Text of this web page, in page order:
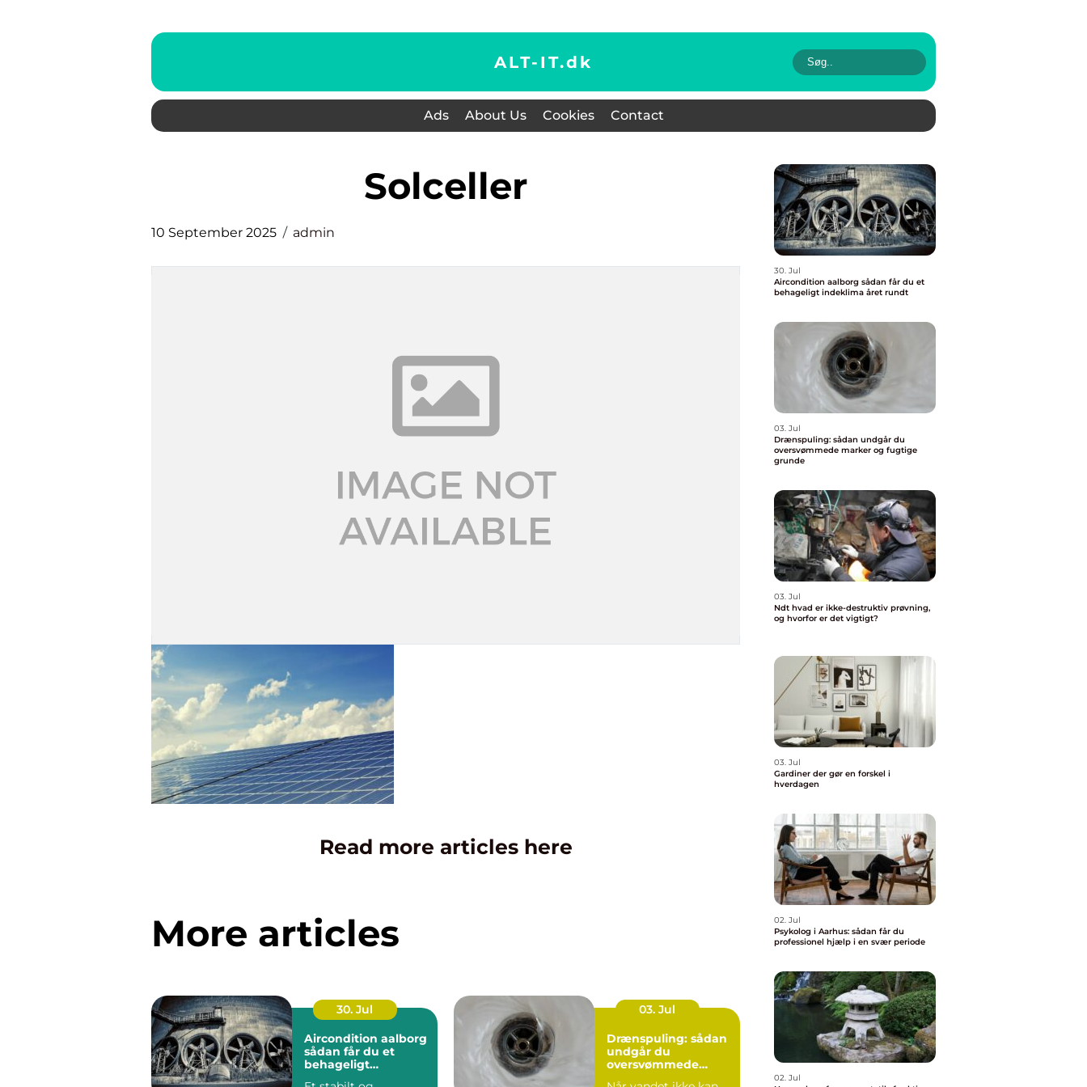
ALT-IT.dk
Ads About Us Cookies Contact
solceller
10 September 2025 admin
Read more articles here
More articles
30. Jul
Aircondition aalborg
sådan får du et
behageligt
03. Jul
Drænspuling: sådan
undgår du
oversvømmede
30. Jul
Aircondition aalborg sådan får du et
behageligt indeklima året rundt
03. Jul
Drænspuling: sådan undgår du
oversvømmede marker og fugtige
grunde
03. Jul
Ndt hvad er ikke-destruktiv prøvning,
og hvorfor er det vigtigt?
03. Jul
Gardiner der gør en forskel i
hverdagen
02. Jul
Psykolog i Aarhus: sådan får du
professionel hjælp i en svær periode
02. Jul